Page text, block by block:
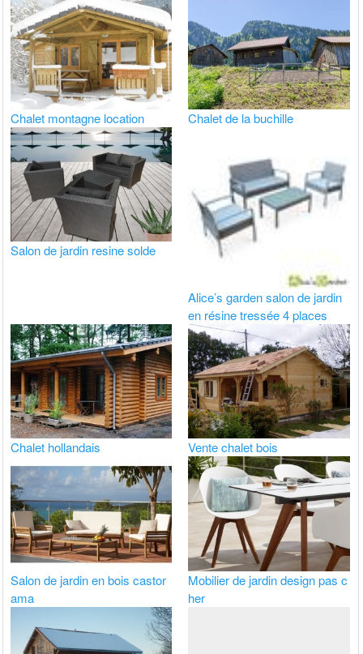
Chalet montagne location Chalet de la buchille
Salon de jardin resine solde
Alice’s garden salon de jardin
en résine tressée 4 places
Chalet hollandais Vente chalet bois
Salon de jardin en bois castor
ama
Mobilier de jardin design pas c
her